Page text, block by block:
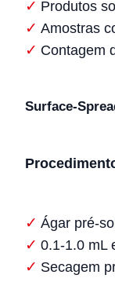
Produtos
Amostras
Contagem
Surface-
Ágar pré-
0.1-1.0 mL
Secagem